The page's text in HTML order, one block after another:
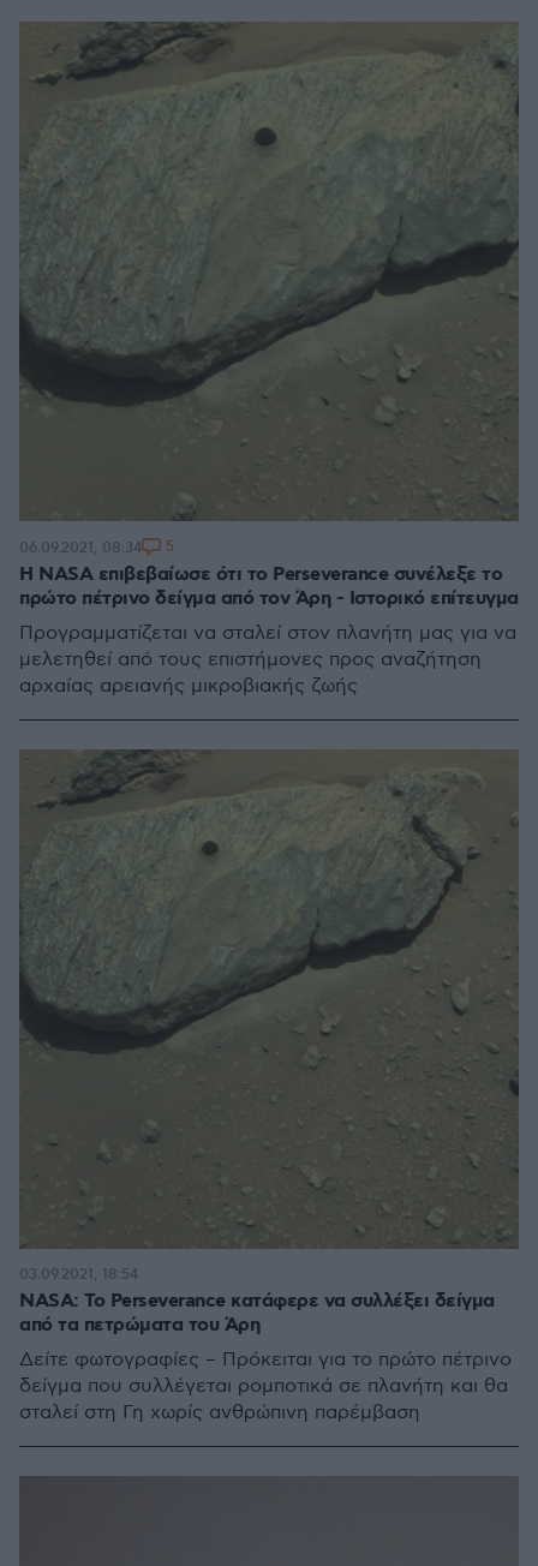
Η NASA επιβεβαίωσε ότι το Perseverance συνέλεξε το
πρώτο πέτρινο δείγμα από τον Άρη - Ιστορικό επίτευγμα
Προγραμματίζεται να σταλεί στον πλανήτη μας για να
μελετηθεί από τους επιστήμονες προς αναζήτηση
αρχαίας αρειανής μικροβιακής ζωής
06.09.2021, 08:34 5
NASA: Το Perseverance κατάφερε να συλλέξει δείγμα
από τα πετρώματα του Άρη
Δείτε φωτογραφίες – Πρόκειται για το πρώτο πέτρινο
δείγμα που συλλέγεται ρομποτικά σε πλανήτη και θα
σταλεί στη Γη χωρίς ανθρώπινη παρέμβαση
03.09.2021, 18:54